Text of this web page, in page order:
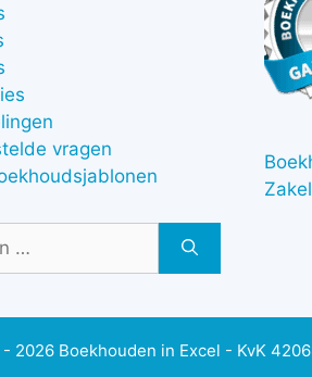
vragen
2026 Boekhouden in Excel - KvK